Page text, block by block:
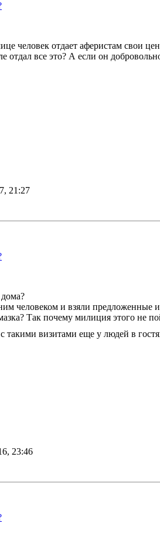
человек отдает аферистам свои
отдал все это? А если он
21:27
человеком и взяли предложенные
Так почему милиция этого не
такими визитами еще у людей в
23:46